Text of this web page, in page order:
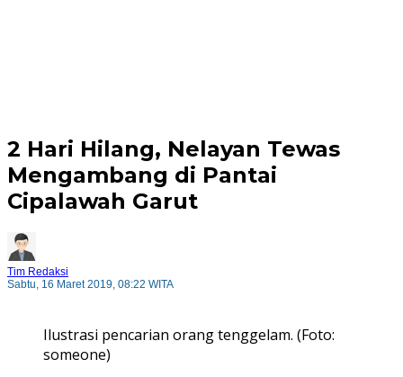
2 Hari Hilang, Nelayan Tewas
Mengambang di Pantai
Cipalawah Garut
Tim Redaksi
Sabtu, 16 Maret 2019, 08:22 WITA
Ilustrasi pencarian orang tenggelam. (Foto:
someone)